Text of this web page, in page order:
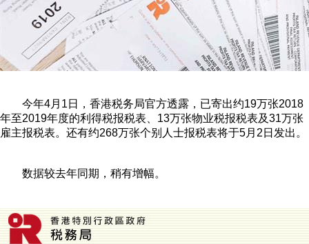
今年4月1日，香港税务局官方透露，已寄出约19万张2018
年至2019年度的利得税报税表、13万张物业税报税表及31万张
雇主报税表。还有约268万张个别人士报税表将于5月2日发出。
数据较去年同期，稍有增幅。